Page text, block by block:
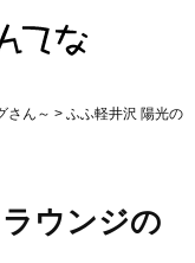
さん～ > ふふ軽井沢 陽光の
ウンジの